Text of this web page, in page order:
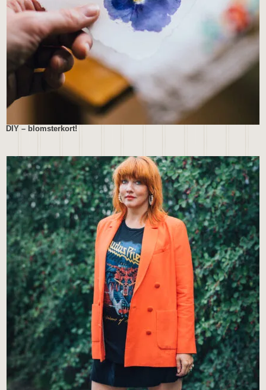
DIY – blomsterkort!